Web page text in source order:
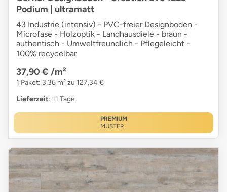
Podium | ultramatt
43 Industrie (intensiv) - PVC-freier Designboden -
Microfase - Holzoptik - Landhausdiele - braun -
authentisch - Umweltfreundlich - Pflegeleicht -
100% recycelbar
37,90 € /m²
1 Paket: 3,36 m² zu 127,34 €
Lieferzeit: 11 Tage
PREMIUM
MUSTER